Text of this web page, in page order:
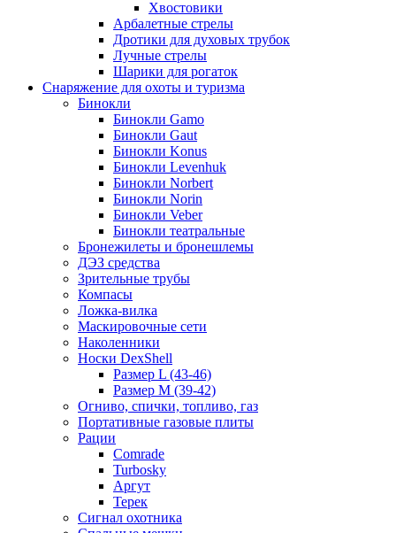
Хвостовики
Арбалетные стрелы
Дротики для духовых трубок
Лучные стрелы
Шарики для рогаток
Снаряжение для охоты и туризма
Бинокли
Бинокли Gamo
Бинокли Gaut
Бинокли Konus
Бинокли Levenhuk
Бинокли Norbert
Бинокли Norin
Бинокли Veber
Бинокли театральные
Бронежилеты и бронешлемы
ДЭЗ средства
Зрительные трубы
Компасы
Ложка-вилка
Маскировочные сети
Наколенники
Носки DexShell
Размер L (43-46)
Размер M (39-42)
Огниво, спички, топливо, газ
Портативные газовые плиты
Рации
Comrade
Turbosky
Аргут
Терек
Сигнал охотника